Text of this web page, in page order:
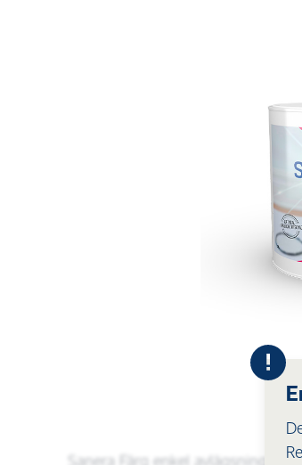
Sanera Färg enkel avlägsning av